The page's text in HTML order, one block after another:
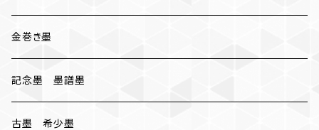
胡麻油煙墨
桐油煙墨
金巻き墨
記念墨 墨譜墨
古墨 希少墨